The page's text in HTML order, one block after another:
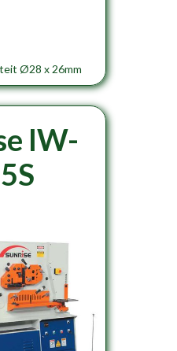
Ø28 x 26mm
IW-